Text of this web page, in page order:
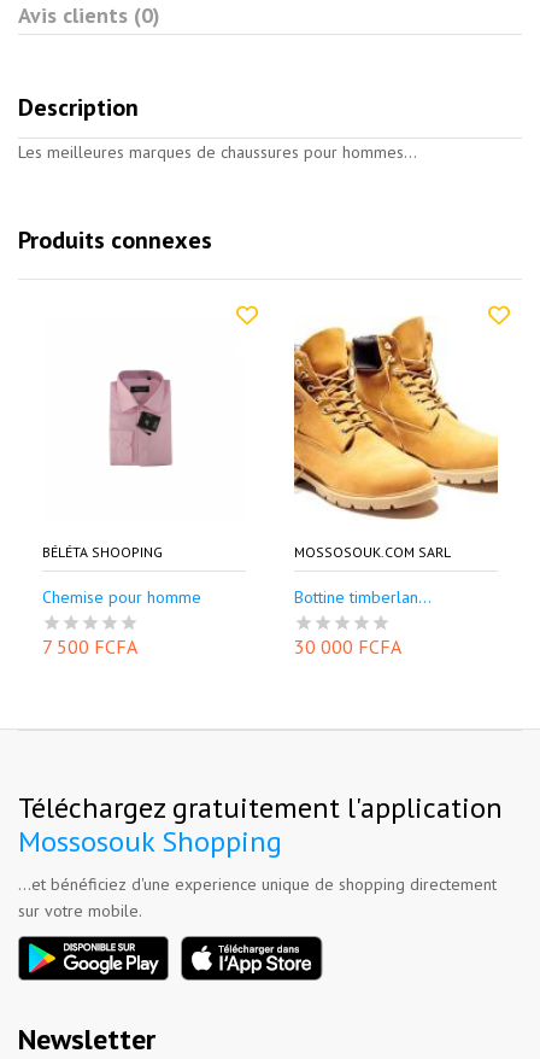
Avis clients (0)
Description
Les meilleures marques de chaussures pour hommes...
Produits connexes
BÉLÉTA SHOOPING
Chemise pour homme
7 500 FCFA
MOSSOSOUK.COM SARL
Bottine timberlan...
30 000 FCFA
Téléchargez gratuitement l'application
Mossosouk Shopping
...et bénéficiez d'une experience unique de shopping directement
sur votre mobile.
Newsletter